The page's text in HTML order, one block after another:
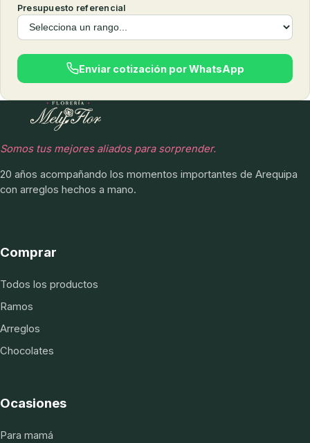
Presupuesto referencial
Enviar cotización por WhatsApp
Somos tus mejores aliados para sorprender.
20 años acompañando los momentos importantes de Arequipa
con arreglos hechos a mano.
Comprar
Todos los productos
Ramos
Arreglos
Chocolates
Ocasiones
Para mamá